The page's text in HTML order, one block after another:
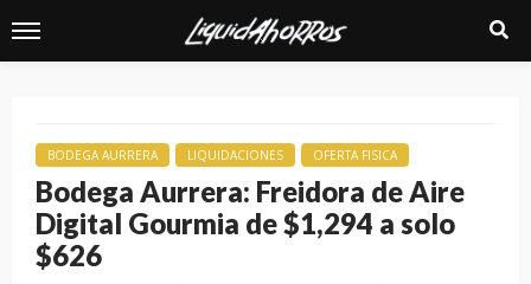
BODEGA AURRERA LIQUIDACIONES OFERTA FISICA
Bodega Aurrera: Freidora de Aire
Digital Gourmia de $1,294 a solo
$626